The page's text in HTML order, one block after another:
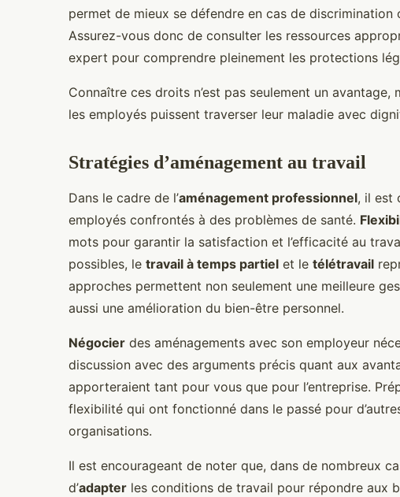
permet de mieux se défendre en cas de discrimination
Assurez-vous donc de consulter les ressources
expert pour comprendre pleinement les protections
Connaître ces droits n’est pas seulement un avantage,
les employés puissent traverser leur maladie avec
Stratégies d’aménagement au travail
Dans le cadre de l’aménagement professionnel, il est
employés confrontés à des problèmes de santé.
mots pour garantir la satisfaction et l’efficacité au
possibles, le travail à temps partiel et le télétravail
approches permettent non seulement une meilleure
aussi une amélioration du bien-être personnel.
Négocier des aménagements avec son employeur
discussion avec des arguments précis quant aux
apporteraient tant pour vous que pour l’entreprise.
flexibilité qui ont fonctionné dans le passé pour
organisations.
Il est encourageant de noter que, dans de nombreux
d’adapter les conditions de travail pour répondre aux